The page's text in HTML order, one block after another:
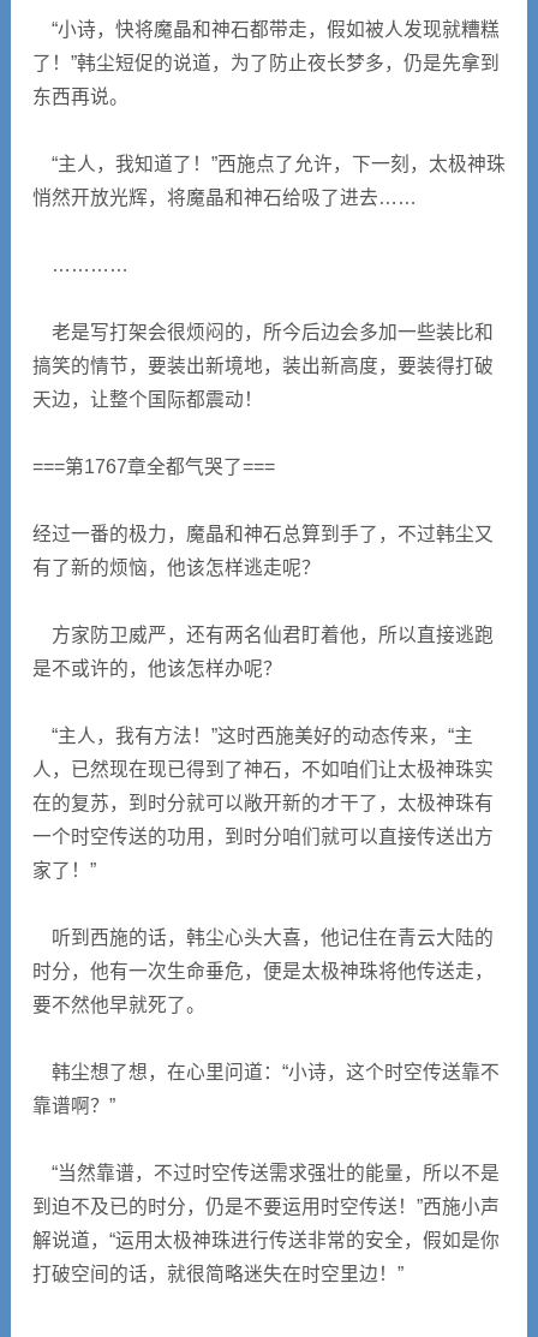
“小诗，快将魔晶和神石都带走，假如被人发现就糟糕
了！”韩尘短促的说道，为了防止夜长梦多，仍是先拿到
东西再说。
“主人，我知道了！”西施点了允许，下一刻，太极神珠
悄然开放光辉，将魔晶和神石给吸了进去……
…………
老是写打架会很烦闷的，所今后边会多加一些装比和
搞笑的情节，要装出新境地，装出新高度，要装得打破
天边，让整个国际都震动！
===第1767章全都气哭了===
经过一番的极力，魔晶和神石总算到手了，不过韩尘又
有了新的烦恼，他该怎样逃走呢？
方家防卫威严，还有两名仙君盯着他，所以直接逃跑
是不或许的，他该怎样办呢？
“主人，我有方法！”这时西施美好的动态传来，“主
人，已然现在现已得到了神石，不如咱们让太极神珠实
在的复苏，到时分就可以敞开新的才干了，太极神珠有
一个时空传送的功用，到时分咱们就可以直接传送出方
家了！”
听到西施的话，韩尘心头大喜，他记住在青云大陆的
时分，他有一次生命垂危，便是太极神珠将他传送走，
要不然他早就死了。
韩尘想了想，在心里问道：“小诗，这个时空传送靠不
靠谱啊？”
“当然靠谱，不过时空传送需求强壮的能量，所以不是
到迫不及已的时分，仍是不要运用时空传送！”西施小声
解说道，“运用太极神珠进行传送非常的安全，假如是你
打破空间的话，就很简略迷失在时空里边！”